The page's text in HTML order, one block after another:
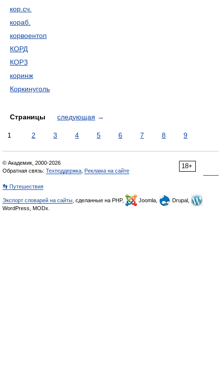
кор.сч.
кораб.
корвоентоп
КОРД
КОРЗ
коринж
Коркинуголь
Страницы следующая →
1 2 3 4 5 6 7 8 9
18+
© Академик, 2000-2026
Обратная связь: Техподдержка Реклама на сайте
👣 Путешествия
Экспорт словарей на сайты , сделанные на PHP, Joomla,
Drupal,
WordPress, MODx.